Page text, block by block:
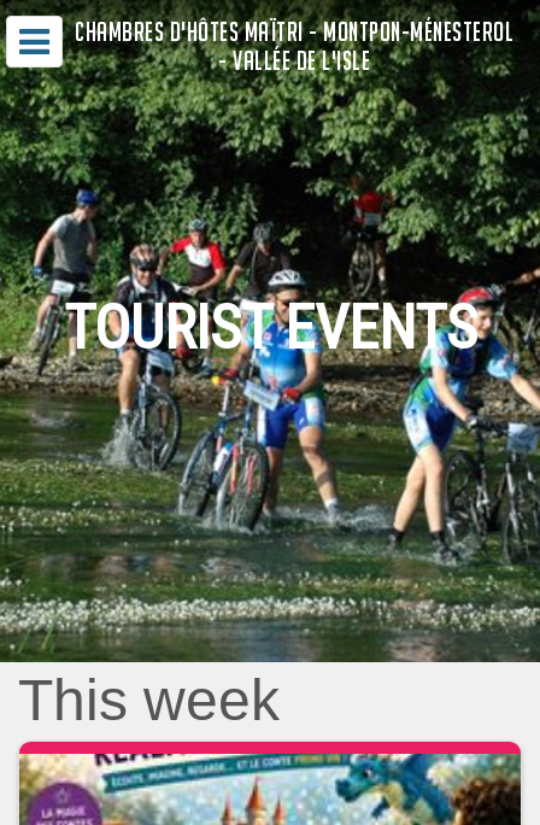
CHAMBRES D'HÔTES MAÏTRI - MONTPON-MÉNESTEROL
- VALLÉE DE L'ISLE
TOURIST EVENTS
This week